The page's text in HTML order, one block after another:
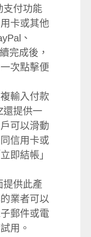
付功能
卡或其他
、
完成後，
次點擊便
輸入付款
還提供一
可以滑動
信用卡或
即結帳」
供此產
業者可以
郵件或電
用。